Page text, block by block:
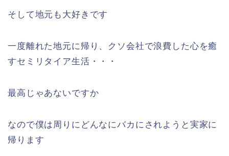
そして地元も大好きです
一度離れた地元に帰り、クソ会社で浪費した心を癒
すセミリタイア生活・・・
最高じゃあないですか
なので僕は周りにどんなにバカにされようと実家に
帰ります